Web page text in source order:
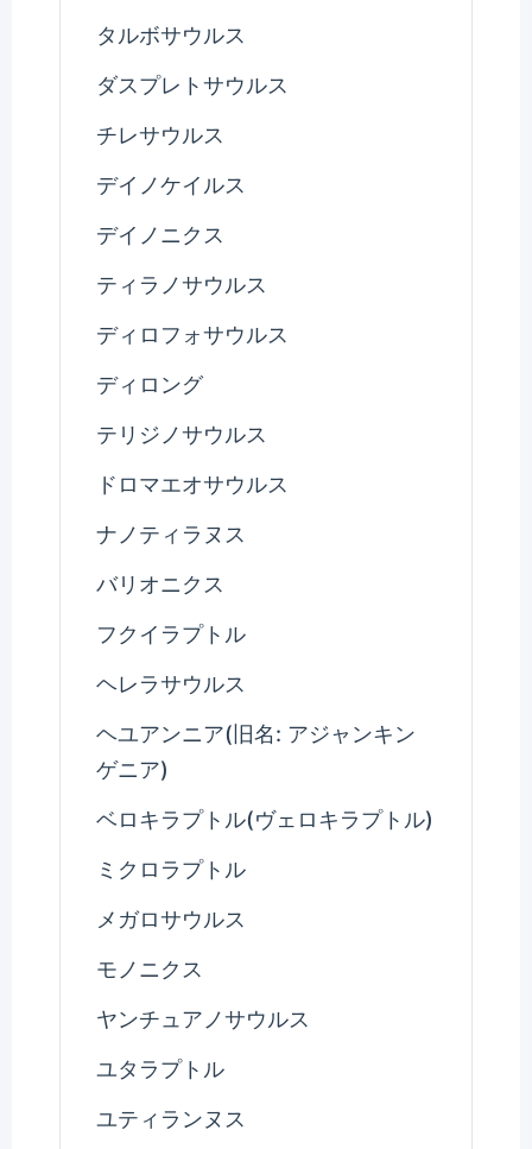
タルボサウルス
ダスプレトサウルス
チレサウルス
デイノケイルス
デイノニクス
ティラノサウルス
ディロフォサウルス
ディロング
テリジノサウルス
ドロマエオサウルス
ナノティラヌス
バリオニクス
フクイラプトル
ヘレラサウルス
ヘユアンニア(旧名: アジャンキン
ゲニア)
ベロキラプトル(ヴェロキラプトル)
ミクロラプトル
メガロサウルス
モノニクス
ヤンチュアノサウルス
ユタラプトル
ユティランヌス